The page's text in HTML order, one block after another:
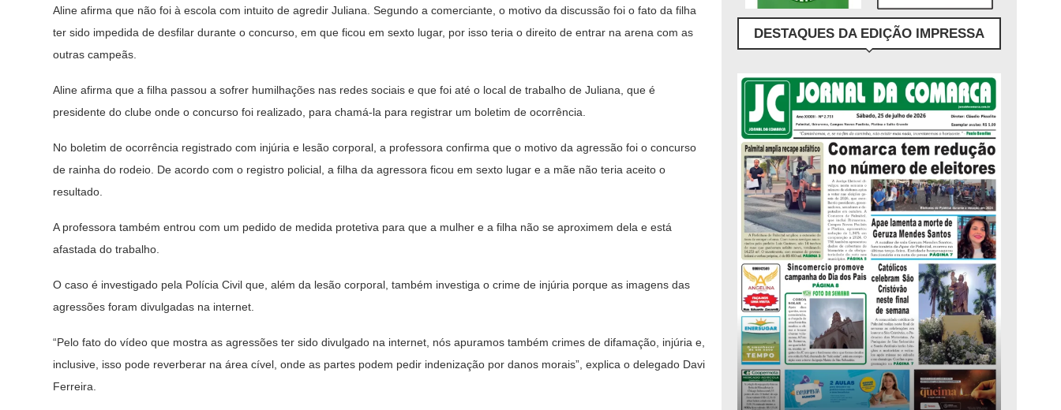
Aline afirma que não foi à escola com intuito de agredir Juliana. Segundo a comerciante, o motivo da discussão foi o fato da filha
ter sido impedida de desfilar durante o concurso, em que ficou em sexto lugar, por isso teria o direito de entrar na arena com as
outras campeãs.
Aline afirma que a filha passou a sofrer humilhações nas redes sociais e que foi até o local de trabalho de Juliana, que é
presidente do clube onde o concurso foi realizado, para chamá-la para registrar um boletim de ocorrência.
No boletim de ocorrência registrado com injúria e lesão corporal, a professora confirma que o motivo da agressão foi o concurso
de rainha do rodeio. De acordo com o registro policial, a filha da agressora ficou em sexto lugar e a mãe não teria aceito o
resultado.
A professora também entrou com um pedido de medida protetiva para que a mulher e a filha não se aproximem dela e está
afastada do trabalho.
O caso é investigado pela Polícia Civil que, além da lesão corporal, também investiga o crime de injúria porque as imagens das
agressões foram divulgadas na internet.
“Pelo fato do vídeo que mostra as agressões ter sido divulgado na internet, nós apuramos também crimes de difamação, injúria e,
inclusive, isso pode reverberar na área cível, onde as partes podem pedir indenização por danos morais”, explica o delegado Davi
Ferreira.
DESTAQUES DA EDIÇÃO IMPRESSA